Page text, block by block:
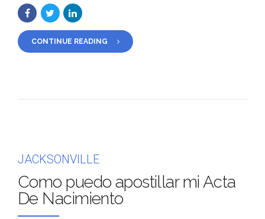
CONTINUE READING
JACKSONVILLE
Como puedo apostillar mi Acta
De Nacimiento